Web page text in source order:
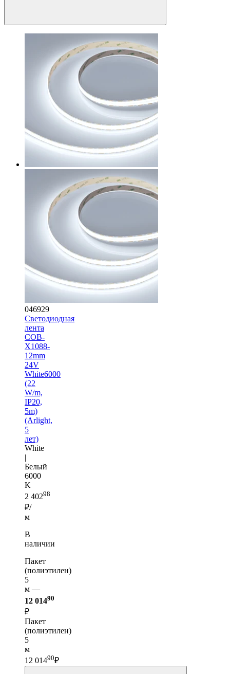
046929
Светодиодная
лента
COB-
X1088-
12mm
24V
White6000
(22
W/m,
IP20,
5m)
(Arlight,
5
лет)
White
|
Белый
6000
K
2 40298
₽/
м
В
наличии
Пакет
(полиэтилен)
5
м —
12 01490
₽
Пакет
(полиэтилен)
5
м
12 01490₽